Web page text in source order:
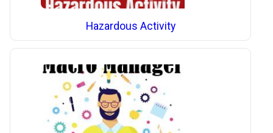
Hazardous Activity